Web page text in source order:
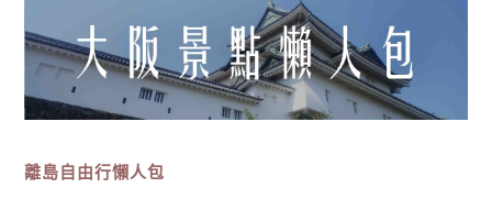
離島自由行懶人包